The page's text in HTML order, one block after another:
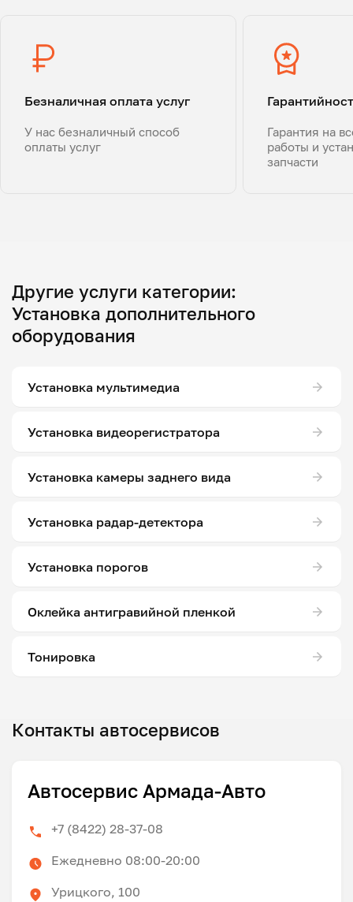
Безналичная оплата услуг
У нас безналичный способ
оплаты услуг
Гарантия на
работы и
запчасти
Другие услуги категории:
Установка дополнительного
оборудования
Установка мультимедиа
Установка видеорегистратора
Установка камеры заднего вида
Установка радар-детектора
Установка порогов
Оклейка антигравийной пленкой
Тонировка
Контакты автосервисов
Автосервис Армада-Авто
+7 (8422) 28-37-08
Ежедневно 08:00-20:00
Урицкого, 100